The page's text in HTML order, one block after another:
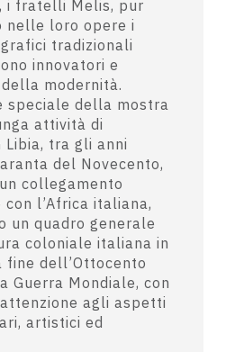
i fratelli Melis, pur
nelle loro opere i
tradizionali
innovatori e
modernità.
speciale della mostra
attività di
Libia, tra gli anni
del Novecento,
collegamento
l’Africa italiana,
un quadro generale
coloniale italiana in
fine dell’Ottocento
Guerra Mondiale, con
agli aspetti
artistici ed